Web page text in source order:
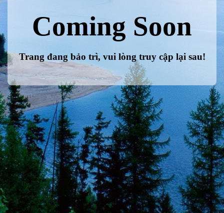
Coming Soon
Trang đang bảo trì, vui lòng truy cập lại sau!